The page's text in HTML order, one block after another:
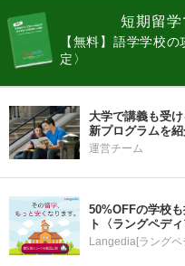
短期留
【無料】語学学校
定〉
大学で講義も受
新プログラムを
運営チーム
50%OFFの学校
ト〈ラングペディ